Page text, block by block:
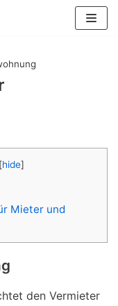
[hide]
Mieter und
den Vermieter